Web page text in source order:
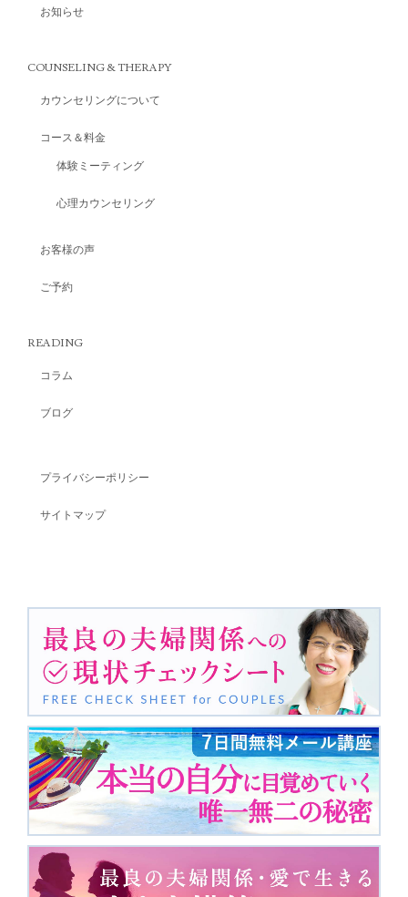
お知らせ
COUNSELING & THERAPY
カウンセリングについて
コース＆料金
体験ミーティング
心理カウンセリング
お客様の声
ご予約
READING
コラム
ブログ
プライバシーポリシー
サイトマップ